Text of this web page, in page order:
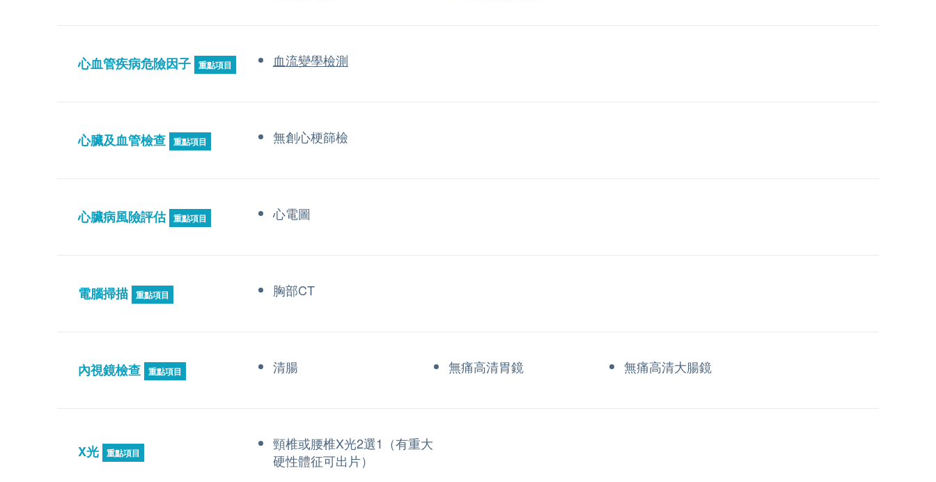
心血管疾病危險因子 重點項目 血流變學檢測
心臟及血管檢查 重點項目 無創心梗篩檢
心臟病風險評估 重點項目 心電圖
電腦掃描 重點項目 胸部CT
內視鏡檢查 重點項目 清腸 無痛高清胃鏡 無痛高清大腸鏡
X光 重點項目
頸椎或腰椎X光2選1（有重大
硬性體征可出片）